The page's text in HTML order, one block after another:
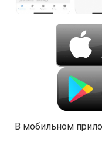
В мобильном